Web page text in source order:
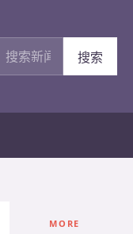
搜索新闻
搜索
MORE